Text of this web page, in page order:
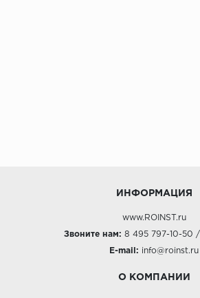
ИНФОРМАЦИЯ
www.ROINST.ru
Звоните нам: 8 495 797-10-50 /
E-mail: info@roinst.ru
О КОМПАНИИ